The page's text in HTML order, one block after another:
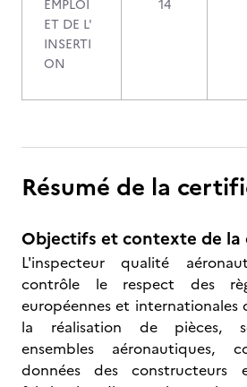
EMPLOI
ET DE L'
INSERTI
ON
14
Résumé de la
Objectifs et contexte de
L'inspecteur qualité
contrôle le respect des
européennes et internationales
la réalisation de pièces,
ensembles aéronautiques,
données des